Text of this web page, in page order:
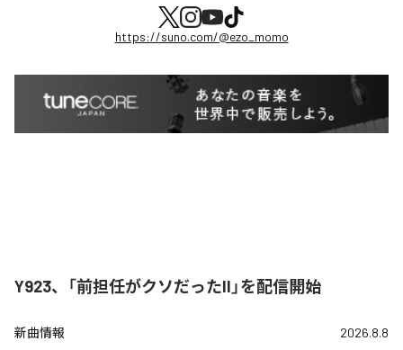
https://suno.com/@ezo_momo
Y923、「前担任がクソだったII」を配信開始
新曲情報 2026.8.8